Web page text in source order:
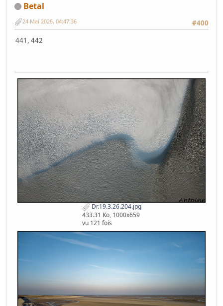
Betal
#400
24 Mai 2026, 04:47:36
441, 442
Dr.19.3.26.204.jpg
433.31 Ko, 1000x659
vu 121 fois